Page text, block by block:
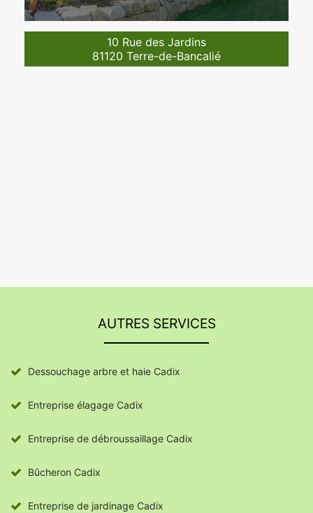
10 Rue des Jardins
81120 Terre-de-Bancalié
AUTRES SERVICES
Dessouchage arbre et haie Cadix
Entreprise élagage Cadix
Entreprise de débroussaillage Cadix
Bûcheron Cadix
Entreprise de jardinage Cadix